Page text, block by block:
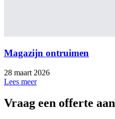
Magazijn ontruimen
28 maart 2026
Lees meer
Vraag een offerte aan